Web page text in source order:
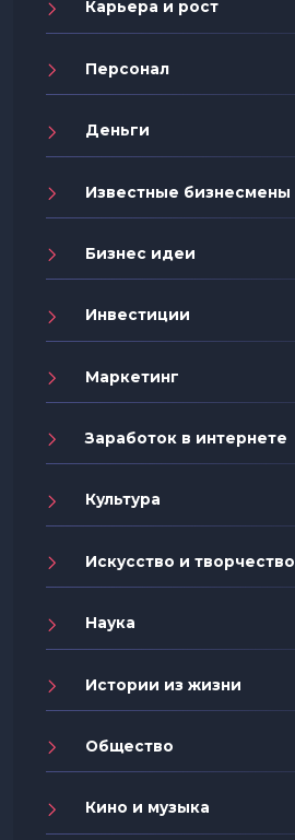
Карьера и рост
Персонал
Деньги
Известные бизнесмены
Бизнес идеи
Инвестиции
Маркетинг
Заработок в интернете
Культура
Искусство и творчество
Наука
Истории из жизни
Общество
Кино и музыка